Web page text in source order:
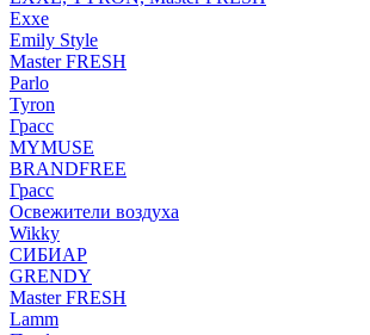
Exxe
Emily Style
Master FRESH
Parlo
Tyron
Грасс
MYMUSE
BRANDFREE
Грасс
Освежители воздуха
Wikky
СИБИАР
GRENDY
Master FRESH
Lamm